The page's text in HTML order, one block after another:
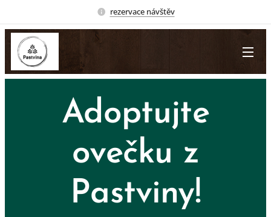
rezervace návštěv
Adoptujte
ovečku z
Pastviny!